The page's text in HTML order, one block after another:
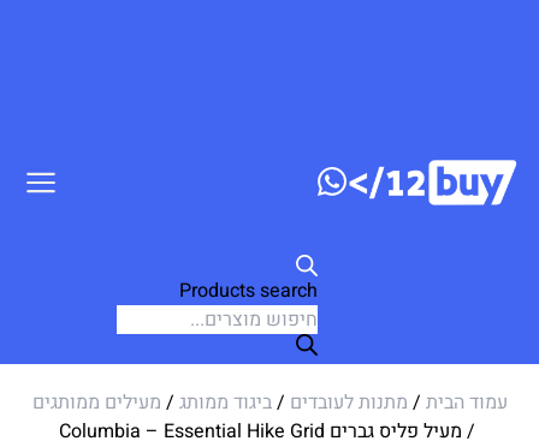
Products search
עמוד הבית/מתנות לעובדים/ ביגוד ממותג/מעילים ממותגים
/ מעיל פליס גברים Columbia – Essential Hike Grid